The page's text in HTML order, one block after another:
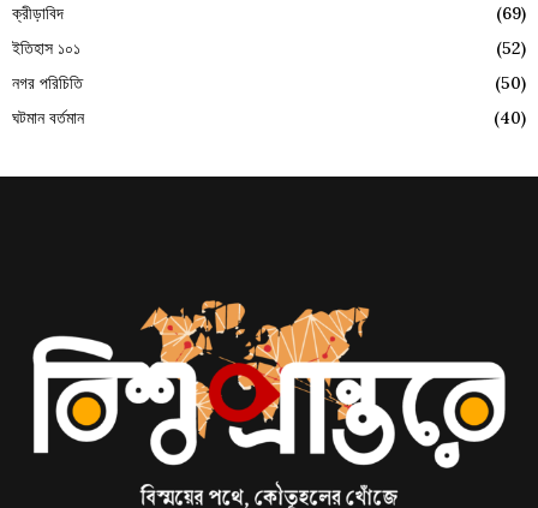
ক্রীড়াবিদ
(69)
ইতিহাস ১০১
(52)
নগর পরিচিতি
(50)
ঘটমান বর্তমান
(40)